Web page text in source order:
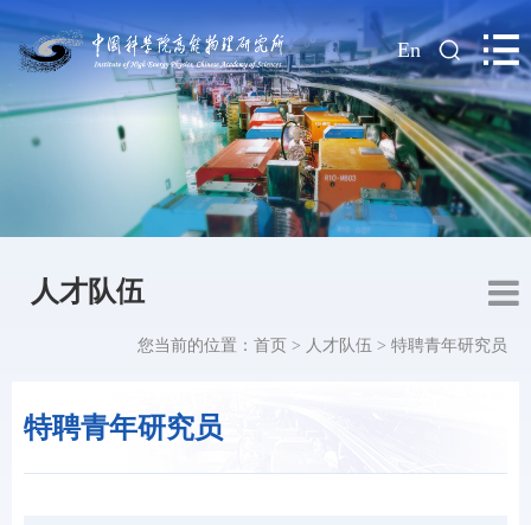
| En
人才队伍
特聘青年研究员
您当前的位置： 首页 > 人才队伍 > 特聘青年研究员